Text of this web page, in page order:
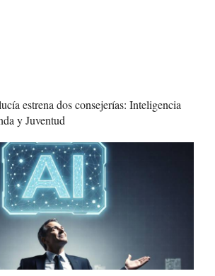
estrena dos consejerías: Inteligencia
y Juventud